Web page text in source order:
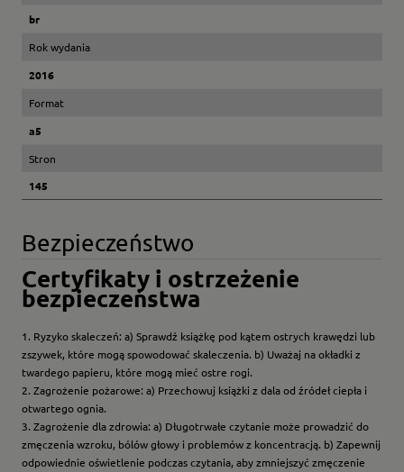
br
Rok wydania
2016
Format
a5
Stron
145
Bezpieczeństwo
Certyfikaty i ostrzeżenie
bezpieczeństwa
1. Ryzyko skaleczeń: a) Sprawdź książkę pod kątem ostrych krawędzi lub
zszywek, które mogą spowodować skaleczenia. b) Uważaj na okładki z
twardego papieru, które mogą mieć ostre rogi.
2. Zagrożenie pożarowe: a) Przechowuj książki z dala od źródeł ciepła i
otwartego ognia.
3. Zagrożenie dla zdrowia: a) Długotrwałe czytanie może prowadzić do
zmęczenia wzroku, bólów głowy i problemów z koncentracją. b) Zapewnij
odpowiednie oświetlenie podczas czytania, aby zmniejszyć zmęczenie